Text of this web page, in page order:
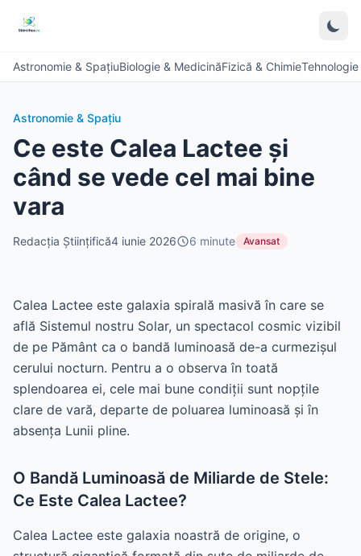
Astronomie & SpațiuBiologie & MedicinăFizică & Chimie
Astronomie & Spațiu
Ce este Calea Lactee și
când se vede cel mai bine
vara
Redacția Științifică4 iunie 2026 6 minute Avansat
Calea Lactee este galaxia spirală masivă în care se
află Sistemul nostru Solar, un spectacol cosmic vizibil
de pe Pământ ca o bandă luminoasă de-a curmezișul
cerului nocturn. Pentru a o observa în toată
splendoarea ei, cele mai bune condiții sunt nopțile
clare de vară, departe de poluarea luminoasă și în
absența Lunii pline.
O Bandă Luminoasă de Miliarde de Stele:
Ce Este Calea Lactee?
Calea Lactee este galaxia noastră de origine, o